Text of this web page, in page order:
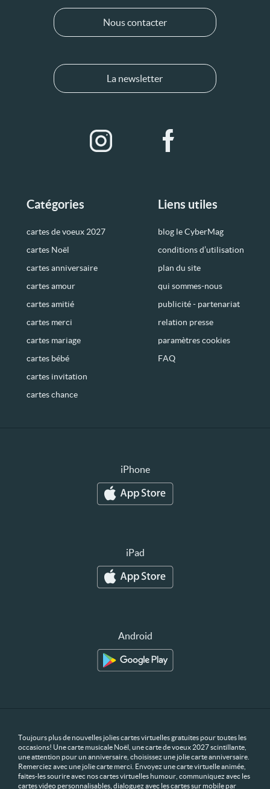
Catégories
cartes de voeux 2027
cartes Noël
cartes anniversaire
cartes amour
cartes amitié
cartes merci
cartes mariage
cartes bébé
cartes invitation
cartes chance
Liens utiles
blog le CyberMag
conditions d’utilisation
plan du site
qui sommes-nous
publicité - partenariat
relation presse
paramètres cookies
FAQ
Nous contacter
La newsletter
iPhone
iPad
Android
Toujours plus de nouvelles jolies cartes virtuelles gratuites pour toutes les
occasions! Une carte musicale Noël, une carte de voeux 2027 scintillante,
une attention pour un anniversaire, choisissez une jolie carte anniversaire.
Remerciez avec une jolie carte merci. Envoyez une carte virtuelle animée,
faites-les sourire avec nos cartes virtuelles humour, communiquez avec les
cartes video personnalisables, dialoguez avec les cartes sur mobile par